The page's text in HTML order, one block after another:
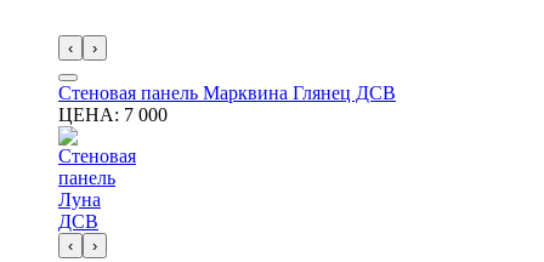
‹ ›
Стеновая панель Марквина Глянец ДСВ
ЦЕНА: 7 000
‹ ›